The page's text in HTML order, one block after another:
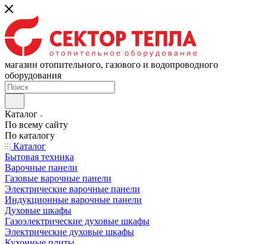
магазин отопительного, газового и водопроводного
оборудования
Каталог
По всему сайту
По каталогу
Каталог
Бытовая техника
Варочные панели
Газовые варочные панели
Электрические варочные панели
Индукционные варочные панели
Духовые шкафы
Газоэлектрические духовые шкафы
Электрические духовые шкафы